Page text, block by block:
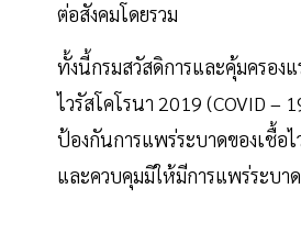
ต่อสังคมโดยรวม
ทั้งนี้กรมสวัสดิการและคุ้มครองแ
ไวรัสโคโรนา 2019 (COVID
ป้องกันการแพร่ระบาดของเชื้อ
และควบคุมมิให้มีการแพร่ระบา